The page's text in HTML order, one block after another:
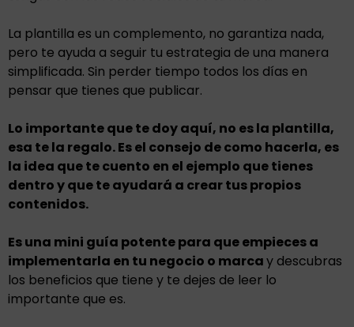
La plantilla es un complemento, no garantiza nada,
pero te ayuda a seguir tu estrategia de una manera
simplificada. Sin perder tiempo todos los días en
pensar que tienes que publicar.
Lo importante que te doy aquí, no es la plantilla,
esa te la regalo. Es el consejo de como hacerla, es
la idea que te cuento en el ejemplo que tienes
dentro y que te ayudará a crear tus propios
contenidos.
Es una mini guía potente para que empieces a
implementarla en tu negocio o marcay descubras
los beneficios que tiene y te dejes de leer lo
importante que es.